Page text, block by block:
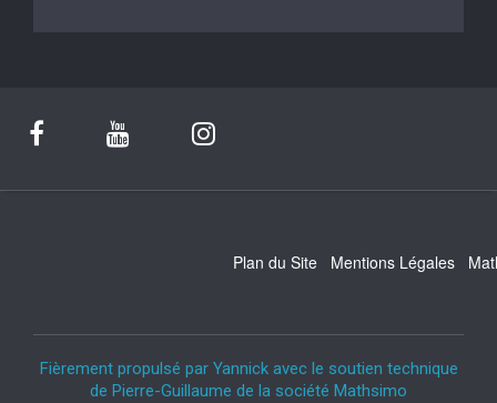
Plan du Site Mentions Légales
Fièrement propulsé par Yannick avec le soutien technique
de Pierre-Guillaume de la société Mathsimo